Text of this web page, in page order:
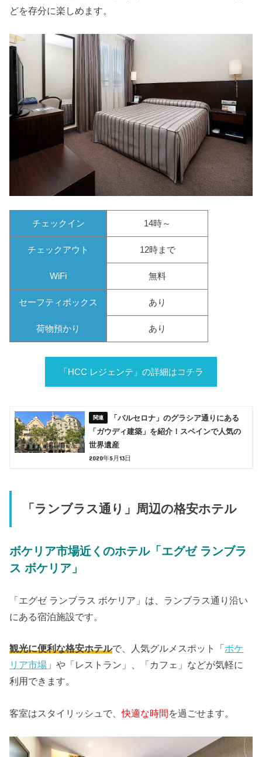
どを存分に楽しめます。
チェックイン 14時～
チェックアウト 12時まで
WiFi 無料
セーフティボックス あり
荷物預かり あり
「HCC レジェンテ」の詳細はコチラ
「バルセロナ」のグラシア通りにある
「ガウディ建築」を紹介！スペインで人気の
世界遺産
2020年5月13日
「ランブラス通り」周辺の格安ホテル
ボケリア市場近くのホテル「エグゼ ランブラ
ス ボケリア」
「エグゼ ランブラス ボケリア」は、ランブラス通り沿い
にある宿泊施設です。
観光に便利な格安ホテルで、人気グルメスポット「 ボケ
リア市場 」や「レストラン」、「カフェ」などが気軽に
利用できます。
客室はスタイリッシュで、快適な時間を過ごせます。